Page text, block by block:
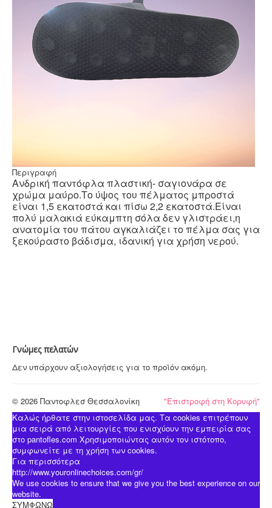
Περιγραφή
Ανδρική παντόφλα πλαστική- σαγιονάρα σε
χρώμα μαύρο.Το ύψος του πέλματος μπροστά
είναι 1,5 εκατοστά και πίσω 2,2 εκατοστά.Είναι
πολύ μαλακιά εύκαμπτη σόλα δεν γλιστράει,η
ανατομία του πάτου αγκαλιάζει το πέλμα σας για
ξεκούραστο βάδισμα, ιδανική για χρήση νερού.
Γνώμες πελατών
Δεν υπάρχουν αξιολογήσεις για το προϊόν ακόμη.
"Επιστροφή στη Κορυφή"
© 2026 Παντoφλεσ Θεσσαλονίκη
Καλώς ήρθατε στην ιστοσελίδα μας. Τα cookies επιτρέπουν
μια σειρά από λειτουργίες που ενισχύουν την εμπειρία σας
στο pantofles.com Χρησιμοποιώντας αυτόν τον ιστότοπο,
συμφωνείτε με τη χρήση των cookies.
Για περισσότερα
http://www.youronlinechoices.com/gr/
We use cookies to ensure that we give you the best experience on our
website.
ΣΥΜΦΩΝΩ